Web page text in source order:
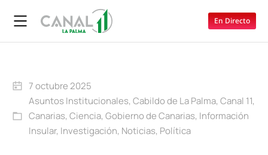
En Directo
7 octubre 2025
Asuntos Institucionales, Cabildo de La Palma, Canal 11,
Canarias, Ciencia, Gobierno de Canarias, Información
Insular, Investigación, Noticias, Política